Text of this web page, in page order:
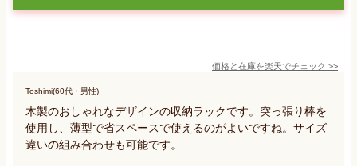
価格と在庫を楽天でチェック >>
Toshimi(60代・男性)
木製のおしゃれなデザインの収納ラックです。突っ張り棒を
使用し、薄型で省スペースで使えるのがよいですね。サイズ
違いの組み合わせも可能です。